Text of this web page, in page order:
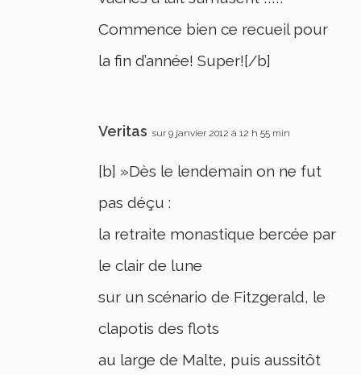
Commence bien ce recueil pour
la fin d’année! Super![/b]
Veritas sur 9 janvier 2012 à 12 h 55 min
[b] »Dès le lendemain on ne fut
pas déçu :
la retraite monastique bercée par
le clair de lune
sur un scénario de Fitzgerald, le
clapotis des flots
au large de Malte, puis aussitôt